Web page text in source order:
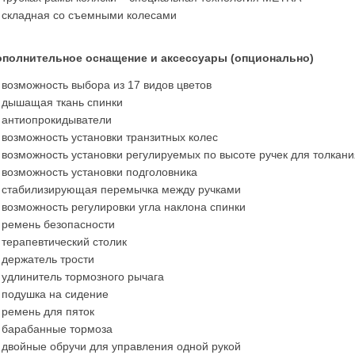
складная со съемными колесами
оснащение и аксессуары (опционально)
возможность выбора из 17 видов цветов
дышащая ткань спинки
антиопрокидыватели
возможность установки транзитных колес
возможность установки регулируемых по высоте ручек для
возможность установки подголовника
стабилизирующая перемычка между ручками
возможность регулировки угла наклона спинки
ремень безопасности
терапевтический столик
держатель трости
удлинитель тормозного рычага
подушка на сидение
ремень для пяток
барабанные тормоза
двойные обручи для управления одной рукой